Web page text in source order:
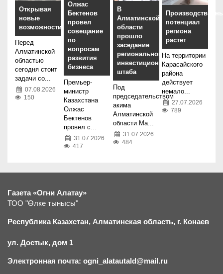
Открывая
новые
возможности
Перед
Алматинской
областью
сегодня стоит
задачи со...
07.08.2026
150
Олжас
Бектенов
провел
совещание
по
вопросам
развития
бизнеса
Премьер-
министр
Казахстана
Олжас
Бектенов
провел с...
31.07.2026
417
В
Алматинской
области
прошло
заседание
регионального
инвестиционного
штаба
Под
председательством
акима
Алматинской
области Ма...
31.07.2026
484
потенциал
региона
растет
На территории
Карасайского
района
действует
немало...
27.07.2026
789
Газета «Огни Алатау»
ТОО "Өлке тынысы"
Республика Казахстан, Алматинская область, г. Конаев
ул. Достык, дом 1
Электронная почта: ogni_alatautald@mail.ru